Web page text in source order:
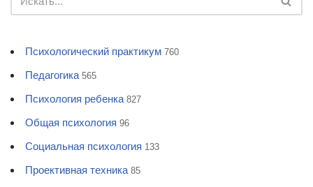
Психологический практикум 760
Педагогика 565
Психология ребенка 827
Общая психология 96
Социальная психология 133
Проективная техника 85